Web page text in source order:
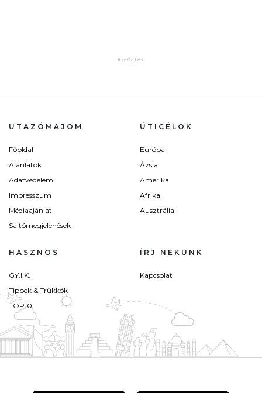
UTAZÓMAJOM
Főoldal
Ajánlatok
Adatvédelem
Impresszum
Médiaajánlat
Sajtómegjelenések
ÚTICÉLOK
Európa
Ázsia
Amerika
Afrika
Ausztrália
HASZNOS
GY.I.K.
Tippek & Trükkök
TOP10
ÍRJ NEKÜNK
Kapcsolat